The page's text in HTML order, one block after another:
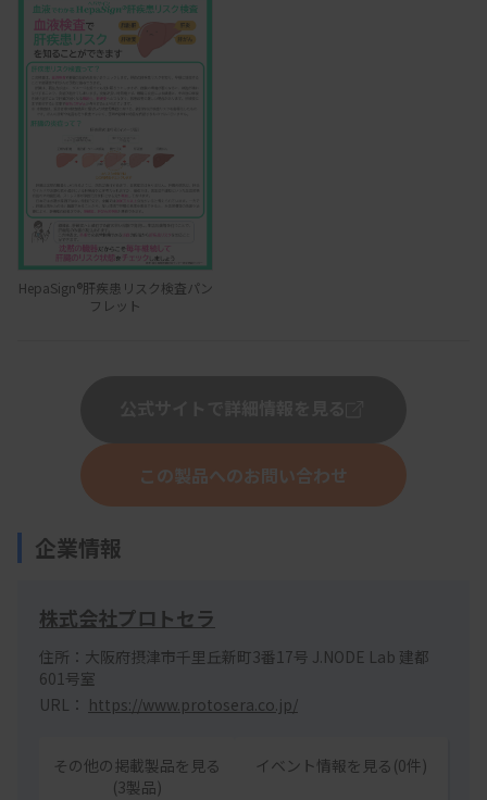
HepaSign®肝疾患リスク検査パン
フレット
この製品へのお問い合わせ
企業情報
株式会社プロトセラ
住所：大阪府摂津市千里丘新町3番17号 J.NODE Lab 建都
601号室
URL： https://www.protosera.co.jp/
その他の掲載製品を見る
(3製品)
イベント情報を見る(0件)